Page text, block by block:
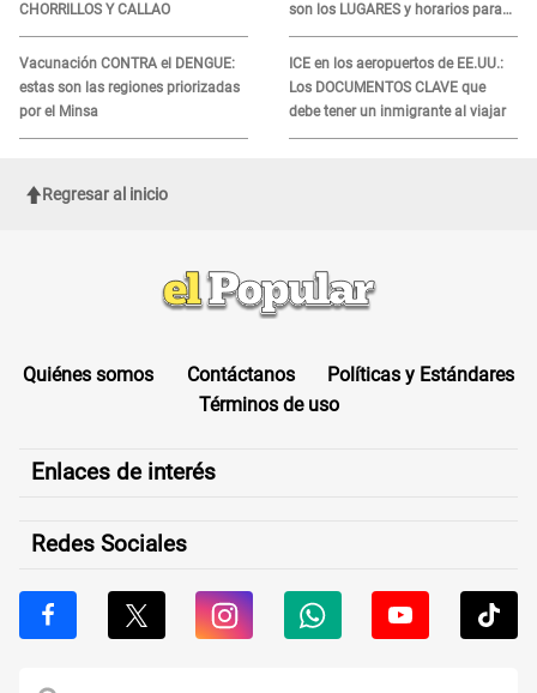
CHORRILLOS Y CALLAO
Vacunación CONTRA el DENGUE:
estas son las regiones priorizadas
por el Minsa
son los LUGARES y horarios para
recibir la ayuda
ICE en los aeropuertos de EE.UU.:
Los DOCUMENTOS CLAVE que
debe tener un inmigrante al viajar
Regresar al inicio
Quiénes somos Contáctanos
Políticas y Estándares
Términos de uso
Enlaces de interés
Redes Sociales